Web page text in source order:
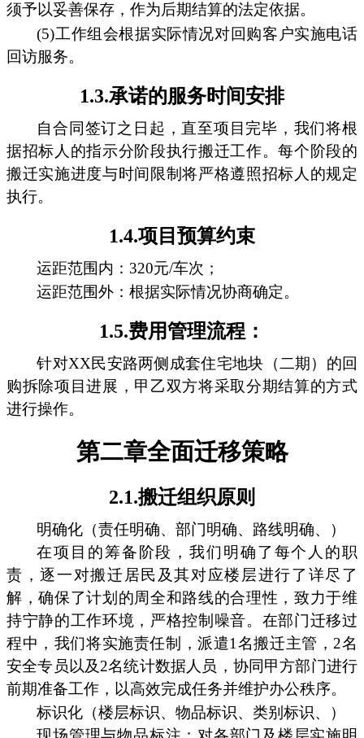
须予以妥善保存，作为后期结算的法定依据。
(5)工作组会根据实际情况对回购客户实施电话
回访服务。
1.3.承诺的服务时间安排
自合同签订之日起，直至项目完毕，我们将根
据招标人的指示分阶段执行搬迁工作。每个阶段的
搬迁实施进度与时间限制将严格遵照招标人的规定
执行。
1.4.项目预算约束
运距范围内：320元/车次；
运距范围外：根据实际情况协商确定。
1.5.费用管理流程：
针对XX民安路两侧成套住宅地块（二期）的回
购拆除项目进展，甲乙双方将采取分期结算的方式
进行操作。
第二章全面迁移策略
2.1.搬迁组织原则
明确化（责任明确、部门明确、路线明确、）
在项目的筹备阶段，我们明确了每个人的职
责，逐一对搬迁居民及其对应楼层进行了详尽了
解，确保了计划的周全和路线的合理性，致力于维
持宁静的工作环境，严格控制噪音。在部门迁移过
程中，我们将实施责任制，派遣1名搬迁主管，2名
安全专员以及2名统计数据人员，协同甲方部门进行
前期准备工作，以高效完成任务并维护办公秩序。
标识化（楼层标识、物品标识、类别标识、）